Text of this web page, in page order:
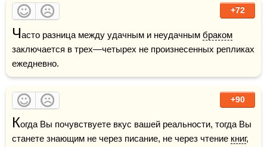
+72
Часто разница между удачным и неудачным браком
заключается в трех—четырех не произнесенных репликах
ежедневно.
+90
Когда Вы почувствуете вкус вашей реальности, тогда Вы
станете знающим не через писание, не через чтение книг,